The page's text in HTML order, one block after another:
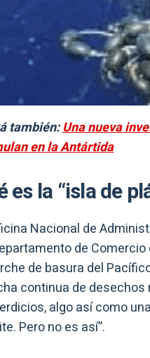
también:Una nueva
en la Antártida
es la “isla de
Nacional de
de
de basura del
continua de
algo así como
Pero no es así”.